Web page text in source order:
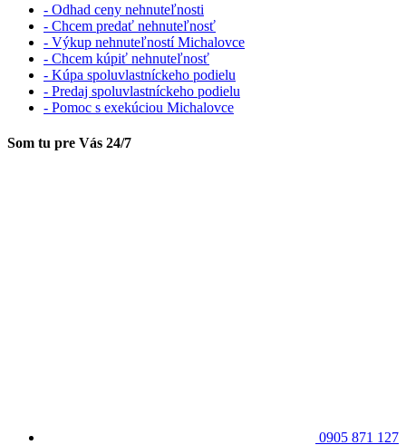
- Odhad ceny nehnuteľnosti
- Chcem predať nehnuteľnosť
- Výkup nehnuteľností Michalovce
- Chcem kúpiť nehnuteľnosť
- Kúpa spoluvlastníckeho podielu
- Predaj spoluvlastníckeho podielu
- Pomoc s exekúciou Michalovce
Som tu pre Vás 24/7
0905 871 127